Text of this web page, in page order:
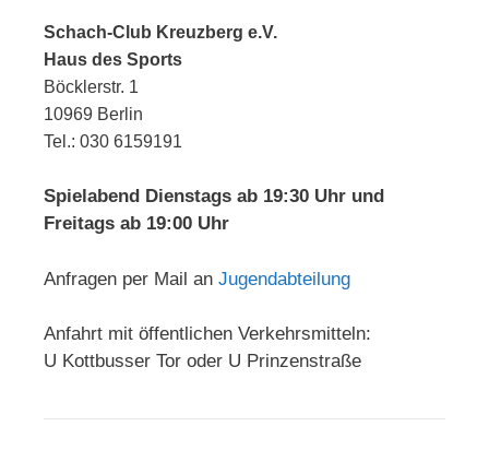
Schach-Club Kreuzberg e.V.
Haus des Sports
Böcklerstr. 1
10969 Berlin
Tel.: 030 6159191
Spielabend Dienstags ab 19:30 Uhr und
Freitags ab 19:00 Uhr
Anfragen per Mail an Jugendabteilung
Anfahrt mit öffentlichen Verkehrsmitteln:
U Kottbusser Tor oder U Prinzenstraße